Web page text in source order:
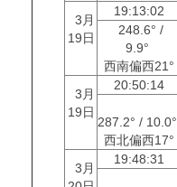
3月
19日
19:13:02
248.6° /
9.9°
西南偏西21°
3月
19日
20:50:14
287.2° / 10.0°
西北偏西17°
3月
19:48:31